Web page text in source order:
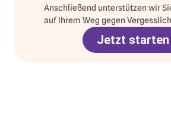
Anschließend unterstützen wir
auf Ihrem Weg gegen
Jetzt starten